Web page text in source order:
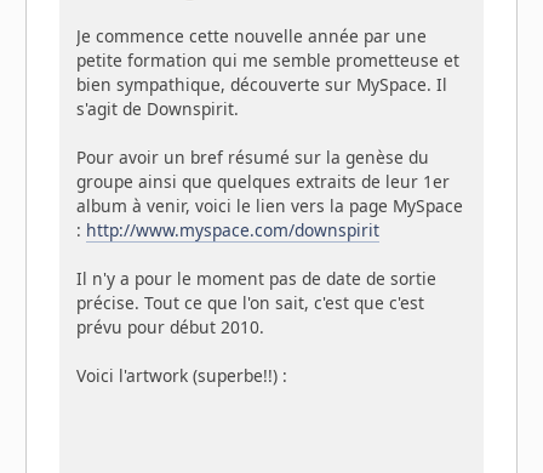
Je commence cette nouvelle année par une
petite formation qui me semble prometteuse et
bien sympathique, découverte sur MySpace. Il
s'agit de Downspirit.
Pour avoir un bref résumé sur la genèse du
groupe ainsi que quelques extraits de leur 1er
album à venir, voici le lien vers la page MySpace
: http://www.myspace.com/downspirit
Il n'y a pour le moment pas de date de sortie
précise. Tout ce que l'on sait, c'est que c'est
prévu pour début 2010.
Voici l'artwork (superbe!!) :